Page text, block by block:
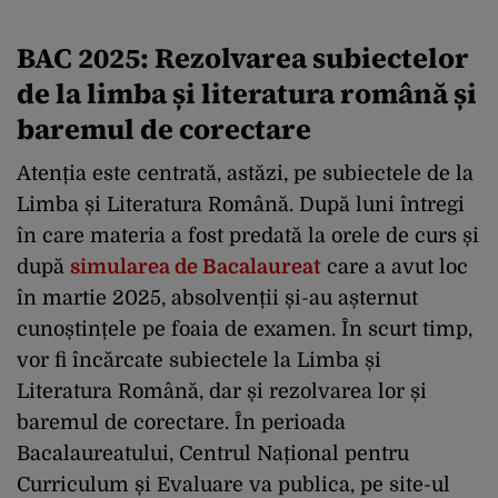
BAC 2025: Rezolvarea subiectelor
de la limba și literatura română și
baremul de corectare
Atenția este centrată, astăzi, pe subiectele de la
Limba și Literatura Română. După luni întregi
în care materia a fost predată la orele de curs și
după simularea de Bacalaureat care a avut loc
în martie 2025, absolvenții și-au așternut
cunoștințele pe foaia de examen. În scurt timp,
vor fi încărcate subiectele la Limba și
Literatura Română, dar și rezolvarea lor și
baremul de corectare. În perioada
Bacalaureatului, Centrul Național pentru
Curriculum și Evaluare va publica, pe site-ul